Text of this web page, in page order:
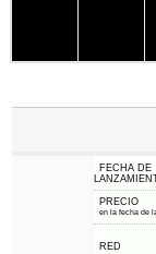
FECHA DE
PRECIO
en la fecha de
RED